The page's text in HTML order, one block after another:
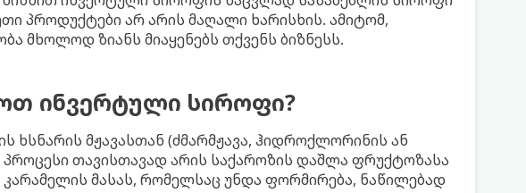
პროდუქტები არ არის მაღალი ხარისხის. ამიტომ,
მხოლოდ ზიანს მიაყენებს თქვენს ბიზნესს.
ინვერტული სიროფი?
ხსნარის მჟავასთან (ძმარმჟავა, ჰიდროქლორინის ან
თავისთავად არის საქაროზის დაშლა ფრუქტოზასა
მასას, რომელსაც უნდა ფორმირება, ნაწილებად